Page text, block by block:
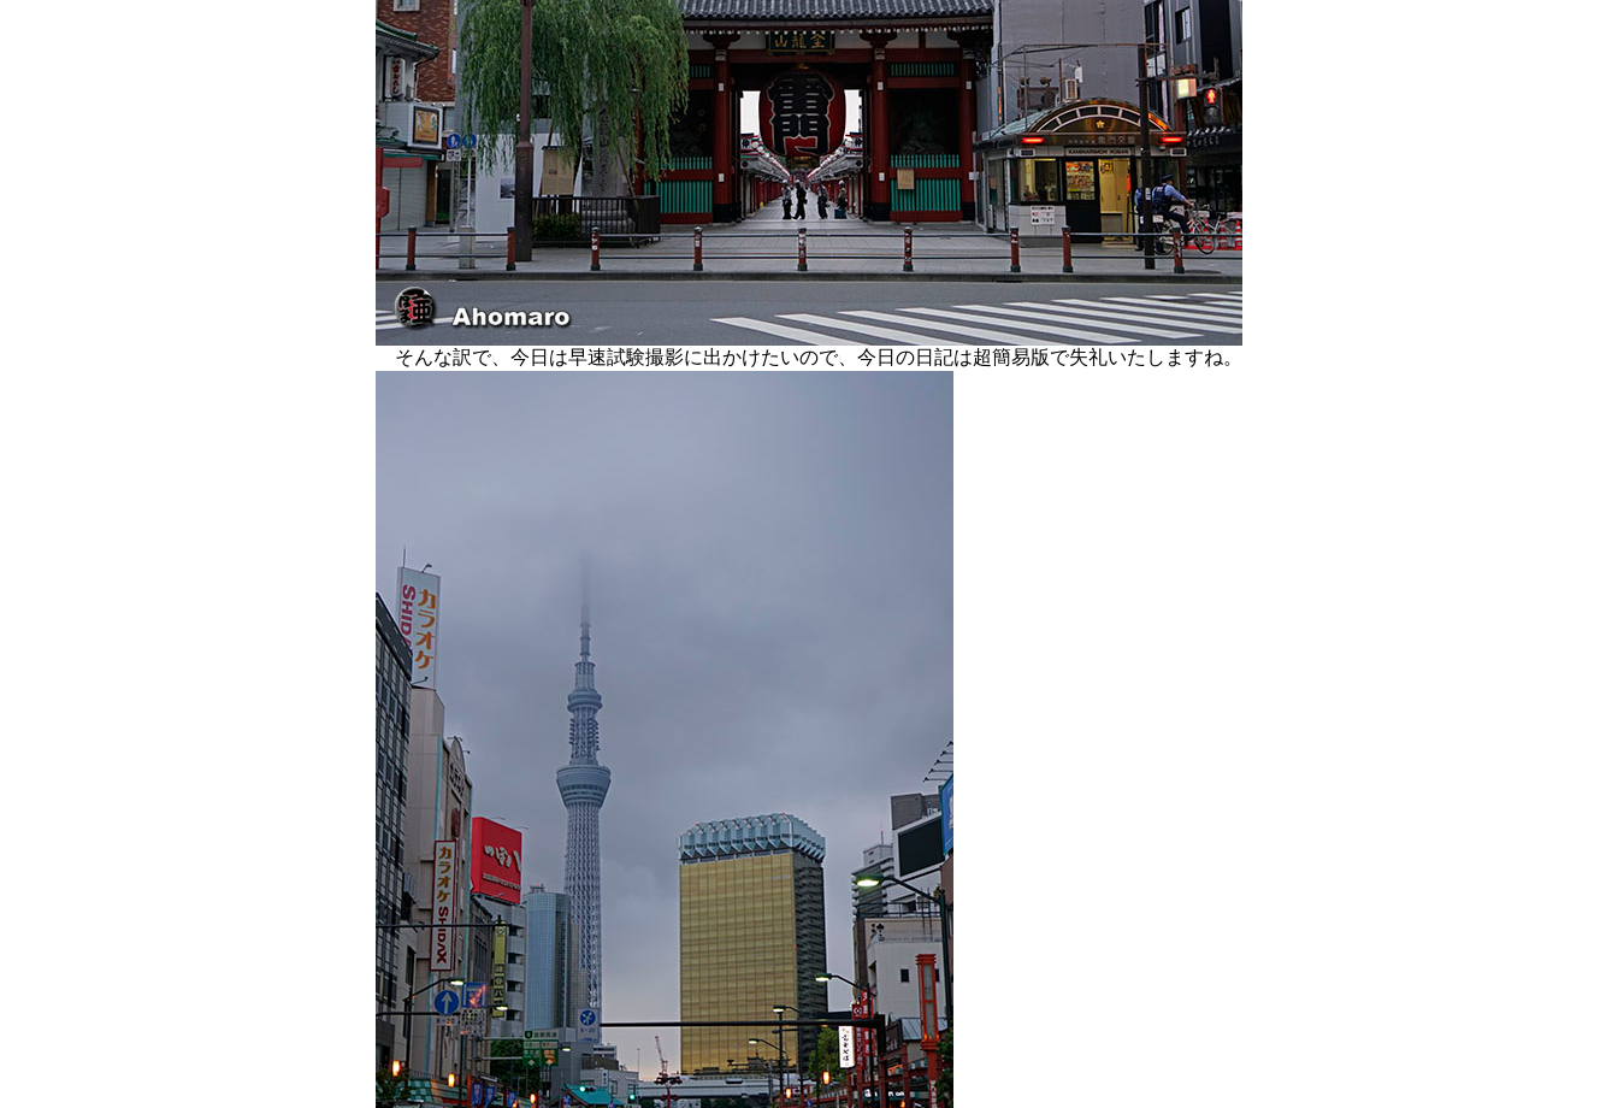
そんな訳で、今日は早速試験撮影に出かけたいので、今日の日記は超簡易版で失礼いたしますね。